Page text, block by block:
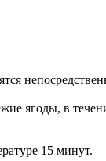
ягоды, в
15 минут.